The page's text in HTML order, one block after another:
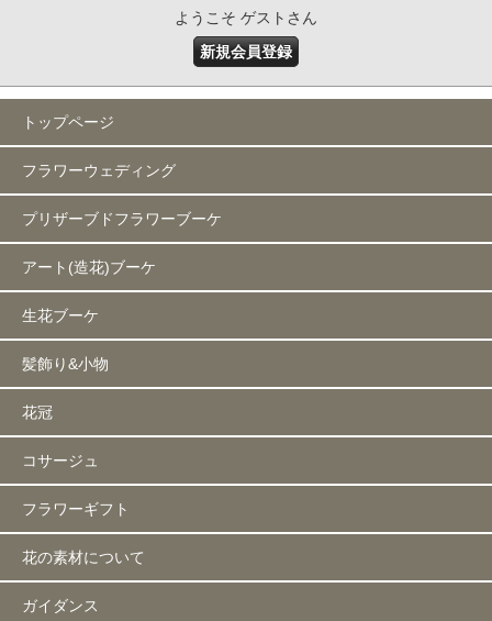
ようこそ ゲストさん
新規会員登録
トップページ
フラワーウェディング
プリザーブドフラワーブーケ
アート(造花)ブーケ
生花ブーケ
髪飾り&小物
花冠
コサージュ
フラワーギフト
花の素材について
ガイダンス